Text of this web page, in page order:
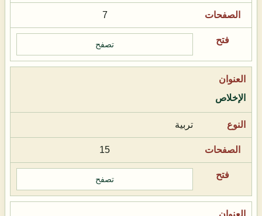
7
تصفح
الإخلاص
تربية
15
تصفح